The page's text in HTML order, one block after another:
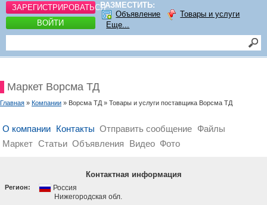
ЗАРЕГИСТРИРОВАТЬСЯ
ВОЙТИ
РАЗМЕСТИТЬ:
Объявление
Товары и услуги
Еще...
Маркет Ворсма ТД
Главная » Компании » Ворсма ТД » Товары и услуги поставщика Ворсма ТД
О компании Контакты Отправить сообщение Файлы
Маркет Статьи Объявления Видео Фото
Контактная информация
Регион:
Россия
Нижегородская обл.